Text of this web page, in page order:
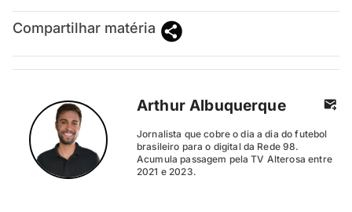
Compartilhar matéria
Arthur Albuquerque
Jornalista que cobre o dia a dia do futebol
brasileiro para o digital da Rede 98.
Acumula passagem pela TV Alterosa entre
2021 e 2023.